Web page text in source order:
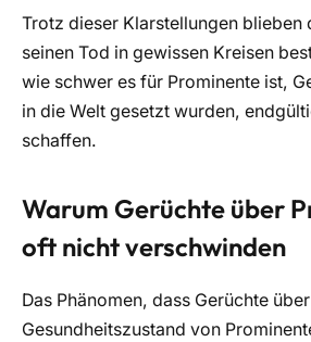
Trotz dieser Klarstellungen blieben
seinen Tod in gewissen Kreisen
wie schwer es für Prominente ist,
in die Welt gesetzt wurden,
schaffen.
Warum Gerüchte über
oft nicht verschwinden
Das Phänomen, dass Gerüchte
Gesundheitszustand von